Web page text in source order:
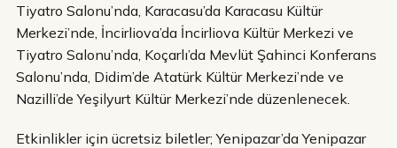
Tiyatro Salonu’nda, Karacasu’da Karacasu Kültür
Merkezi’nde, İncirliova’da İncirliova Kültür Merkezi ve
Tiyatro Salonu’nda, Koçarlı’da Mevlüt Şahinci Konferans
Salonu’nda, Didim’de Atatürk Kültür Merkezi’nde ve
Nazilli’de Yeşilyurt Kültür Merkezi’nde düzenlenecek.
Etkinlikler için ücretsiz biletler; Yenipazar’da Yenipazar